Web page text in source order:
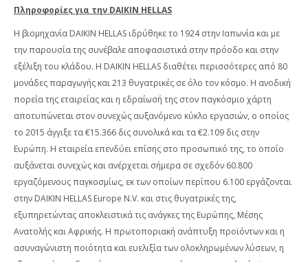
Πληροφορίες για την DAIKIN HELLAS
Η βιομηχανία DAIKIN HELLAS ιδρύθηκε το 1924 στην Ιαπωνία και με
την παρουσία της συνέβαλε αποφασιστικά στην πρόοδο και στην
εξέλιξη του κλάδου. Η DAIKIN HELLAS διαθέτει περισσότερες από 80
μονάδες παραγωγής και 213 θυγατρικές σε όλο τον κόσμο. Η ανοδική
πορεία της εταιρείας και η εδραίωσή της στον παγκόσμιο χάρτη
αποτυπώνεται στον συνεχώς αυξανόμενο κύκλο εργασιών, ο οποίος
το 2015 άγγιξε τα €15.366 δις συνολικά και τα €2.109 δις στην
Ευρώπη. Η εταιρεία επενδύει επίσης στο προσωπικό της, το οποίο
αυξάνεται συνεχώς και ανέρχεται σήμερα σε σχεδόν 60.800
εργαζόμενους παγκοσμίως, εκ των οποίων περίπου 6.100 εργάζονται
στην DAIKIN HELLAS Europe N.V. και στις θυγατρικές της,
εξυπηρετώντας αποκλειστικά τις ανάγκες της Ευρώπης, Μέσης
Ανατολής και Αφρικής. Η πρωτοποριακή ανάπτυξη προϊόντων και η
ασυναγώνιστη ποιότητα και ευελιξία των ολοκληρωμένων λύσεων, η